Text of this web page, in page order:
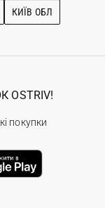
КИЇВ ОБЛ
покупки